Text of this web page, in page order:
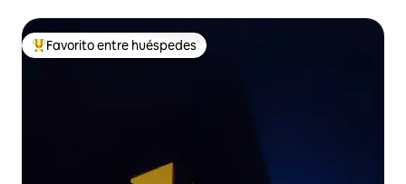
Favorito entre huéspedes preferido
Favorito entre huéspedes